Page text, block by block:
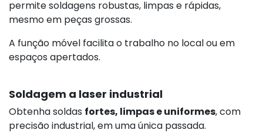
permite soldagens robustas, limpas e rápidas,
mesmo em peças grossas.
A função móvel facilita o trabalho no local ou em
espaços apertados.
Soldagem a laser industrial
Obtenha soldas fortes, limpas e uniformes, com
precisão industrial, em uma única passada.